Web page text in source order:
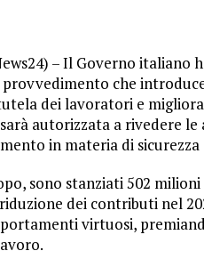
– Il Governo italiano
che
dei lavoratori e
autorizzata a rivedere
in materia di
sono stanziati 502
dei contributi nel
virtuosi,